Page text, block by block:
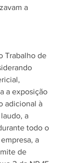
a
Trabalho de
a exposição
adicional à
a
todo o
a
de